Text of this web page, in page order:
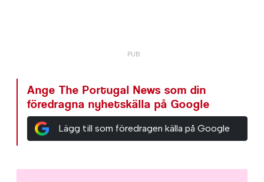
Ange The Portugal News som din
föredragna nyhetskälla på Google
Lägg till som föredragen källa på Google